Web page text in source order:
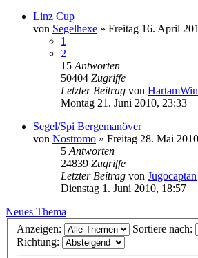
Linz Cup
von Segelhexe » Freitag 16. April
1
2
15 Antworten
50404 Zugriffe
Letzter Beitrag von
Montag 21. Juni 2010, 23:33
Segel/Spi Bergemanöver
von Nostromo » Freitag 28. Mai
5 Antworten
24839 Zugriffe
Letzter Beitrag von Jugocaptan
Dienstag 1. Juni 2010, 18:57
Neues Thema
Anzeigen:
Sortiere nach:
Richtung: